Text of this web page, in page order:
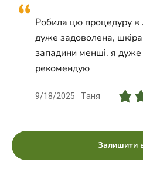
Робила цю процедуру в
дуже задоволена, шкіра
западини менші. я дуже
рекомендую
9/18/2025 Таня
Залишити